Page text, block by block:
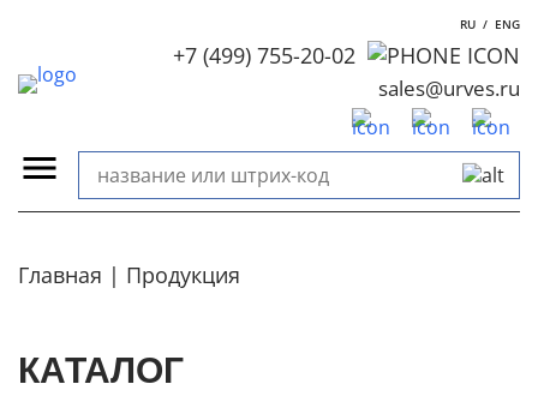
RU / ENG
+7 (499) 755-20-02
sales@urves.ru
Главная Продукция
КАТАЛОГ